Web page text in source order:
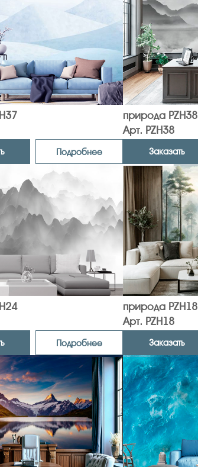
Подробнее
природа PZH38
Арт. PZH38
Заказать
Подробнее
природа PZH18
Арт. PZH18
Заказать